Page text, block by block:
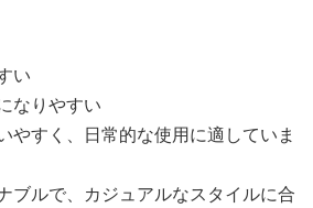
い
なりやすい
やすく、日常的な使用に適していま
ブルで、カジュアルなスタイルに合